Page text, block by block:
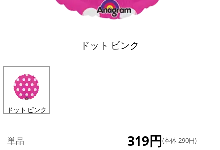
ドット ピンク
ドット ピンク
単品 319円(本体 290円)